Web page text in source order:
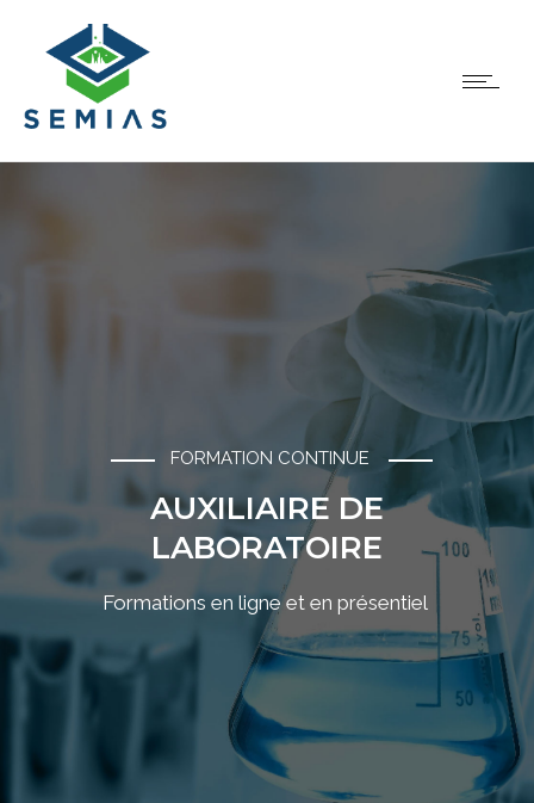
FORMATION CONTINUE
AUXILIAIRE DE
LABORATOIRE
Formations en ligne et en présentiel